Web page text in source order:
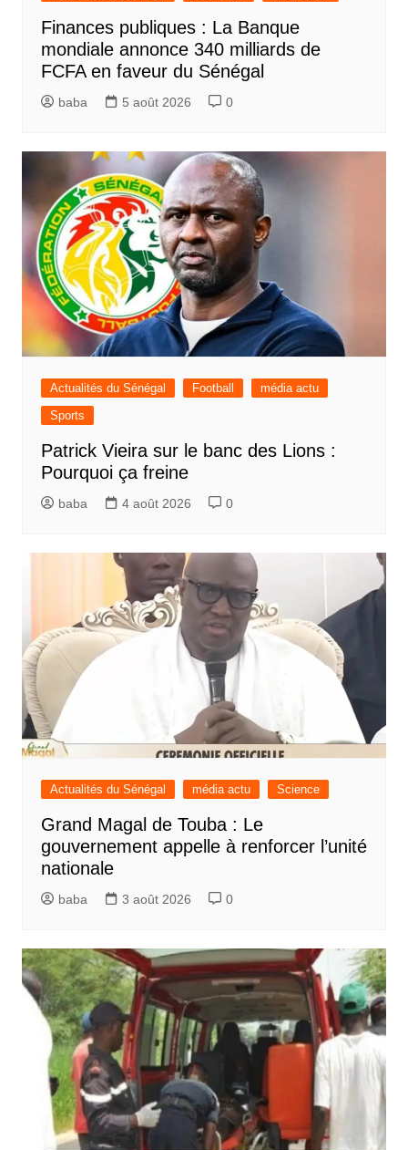
Finances publiques : La Banque
mondiale annonce 340 milliards de
FCFA en faveur du Sénégal
baba 5 août 2026 0
Actualités du Sénégal Football
média actu
Sports
Patrick Vieira sur le banc des Lions :
Pourquoi ça freine
baba 4 août 2026 0
Actualités du Sénégal média actu Science
Grand Magal de Touba : Le
gouvernement appelle à renforcer l’unité
nationale
baba 3 août 2026 0